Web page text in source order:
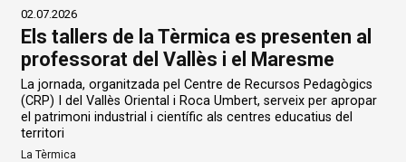
02.07.2026
Els tallers de la Tèrmica es presenten al
professorat del Vallès i el Maresme
La jornada, organitzada pel Centre de Recursos Pedagògics
(CRP) I del Vallès Oriental i Roca Umbert, serveix per apropar
el patrimoni industrial i científic als centres educatius del
territori
La Tèrmica